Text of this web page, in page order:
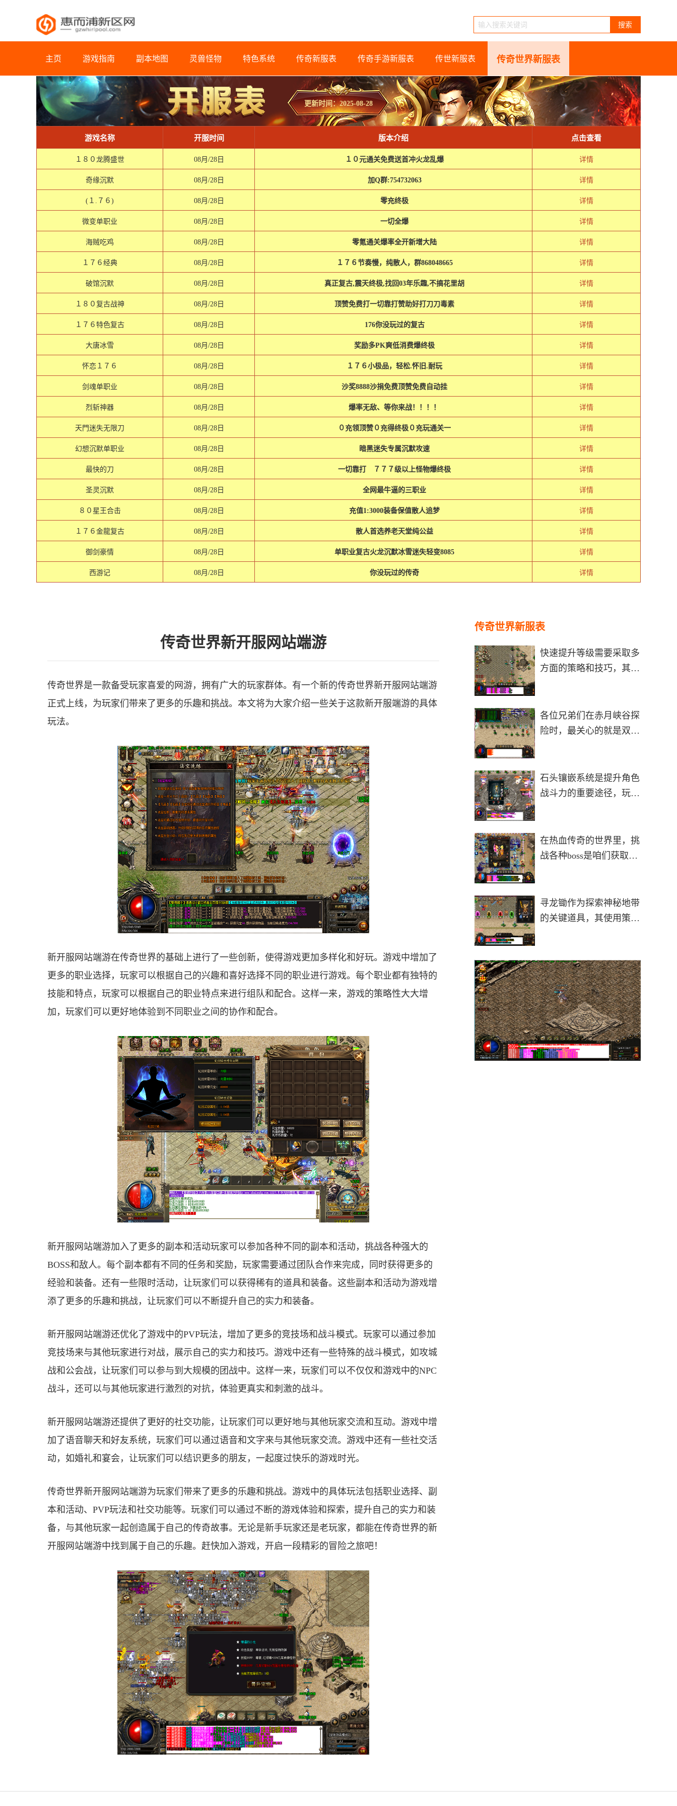
搜索
主页 游戏指南 副本地图 灵兽怪物 特色系统 传奇新服表 传奇手游新服表 传世新服表 传奇世界新服表
更新时间：2025-08-28
游戏名称 开服时间 版本介绍 点击查看
１８０龙腾盛世 08月/28日 １０元通关免费送首冲火龙乱爆 详情
奇缘沉默 08月/28日 加Q群:754732063 详情
(１.７６) 08月/28日 零充终极 详情
微变单职业 08月/28日 一切全爆 详情
海贼吃鸡 08月/28日 零氪通关爆率全开新增大陆 详情
１７６经典 08月/28日 １７６节奏慢，纯散人，群868048665 详情
破馆沉默 08月/28日 真正复古,震天终极,找回03年乐趣,不搞花里胡 详情
１８０复古战神 08月/28日 顶赞免费打一切靠打赞助好打刀刀毒素 详情
１７６特色复古 08月/28日 176你没玩过的复古 详情
大唐冰雪 08月/28日 奖励多PK爽低消费爆终极 详情
怀恋１７６ 08月/28日 １７６小极品，轻松.怀旧.耐玩 详情
剑魂单职业 08月/28日 沙奖8888沙捐免费顶赞免费自动挂 详情
烈斩神器 08月/28日 爆率无敌、等你来战！！！！ 详情
天門迷失无限刀 08月/28日 ０充领顶赞０充得终极０充玩通关一 详情
幻想沉默单职业 08月/28日 暗黑迷失专属沉默攻速 详情
最快的刀 08月/28日 一切靠打 ７７７级以上怪物爆终极 详情
圣灵沉默 08月/28日 全网最牛逼的三职业 详情
８０星王合击 08月/28日 充值1:3000装备保值散人追梦 详情
１７６金龍复古 08月/28日 散人首选养老天堂纯公益 详情
御剑豪情 08月/28日 单职业复古火龙沉默冰雪迷失轻变8085 详情
西游记 08月/28日 你没玩过的传奇 详情
传奇世界新开服网站端游
传奇世界是一款备受玩家喜爱的网游，拥有广大的玩家群体。有一个新的传奇世界新开服网站端游
正式上线，为玩家们带来了更多的乐趣和挑战。本文将为大家介绍一些关于这款新开服端游的具体
玩法。
新开服网站端游在传奇世界的基础上进行了一些创新，使得游戏更加多样化和好玩。游戏中增加了
更多的职业选择，玩家可以根据自己的兴趣和喜好选择不同的职业进行游戏。每个职业都有独特的
技能和特点，玩家可以根据自己的职业特点来进行组队和配合。这样一来，游戏的策略性大大增
加，玩家们可以更好地体验到不同职业之间的协作和配合。
新开服网站端游加入了更多的副本和活动玩家可以参加各种不同的副本和活动，挑战各种强大的
BOSS和敌人。每个副本都有不同的任务和奖励，玩家需要通过团队合作来完成，同时获得更多的
经验和装备。还有一些限时活动，让玩家们可以获得稀有的道具和装备。这些副本和活动为游戏增
添了更多的乐趣和挑战，让玩家们可以不断提升自己的实力和装备。
新开服网站端游还优化了游戏中的PVP玩法，增加了更多的竞技场和战斗模式。玩家可以通过参加
竞技场来与其他玩家进行对战，展示自己的实力和技巧。游戏中还有一些特殊的战斗模式，如攻城
战和公会战，让玩家们可以参与到大规模的团战中。这样一来，玩家们可以不仅仅和游戏中的NPC
战斗，还可以与其他玩家进行激烈的对抗，体验更真实和刺激的战斗。
新开服网站端游还提供了更好的社交功能，让玩家们可以更好地与其他玩家交流和互动。游戏中增
加了语音聊天和好友系统，玩家们可以通过语音和文字来与其他玩家交流。游戏中还有一些社交活
动，如婚礼和宴会，让玩家们可以结识更多的朋友，一起度过快乐的游戏时光。
传奇世界新开服网站端游为玩家们带来了更多的乐趣和挑战。游戏中的具体玩法包括职业选择、副
本和活动、PVP玩法和社交功能等。玩家们可以通过不断的游戏体验和探索，提升自己的实力和装
备，与其他玩家一起创造属于自己的传奇故事。无论是新手玩家还是老玩家，都能在传奇世界的新
开服网站端游中找到属于自己的乐趣。赶快加入游戏，开启一段精彩的冒险之旅吧！
传奇世界新服表
快速提升等级需要采取多
方面的策略和技巧，其中
途径。玩家进入游戏后应
当优先完成主线任务，这
各位兄弟们在赤月峡谷探
险时，最关心的就是双头
来看，这家伙主要出没在
恶魔祭坛、宫殿长廊和死
石头镶嵌系统是提升角色
战斗力的重要途径，玩家
戏中的石头主要分为神石
和宝石两大类，其中神石
在热血传奇的世界里，挑
战各种boss是咱们获取顶
在不同的地图区域，每个
boss都有自己的特点和掉
寻龙锄作为探索神秘地带
的关键道具，其使用策略
寻龙锄主要用于在神秘地
带进行挖宝操作，每次挖
掘需要消耗10把寻龙锄。
这种道具的